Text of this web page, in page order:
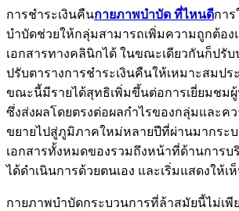
การชำระเงินคืนกายภาพบำบัด ที่ไหนดีกา
บำบัดช่วยให้กลุ่มสามารถเพิ่มความถูกต้อ
เอกสารทางคลินิกได้ ในขณะเดียวกันก็ปรับ
ปรับตารางการชำระเงินคืนให้เหมาะสมป
ขณะนี้มีรายได้สุทธิเพิ่มขึ้นต่อการเยี่ยมชม
ซึ่งส่งผลโดยตรงต่อผลกำไรของกลุ่มและค
ขยายไปสู่ภูมิภาคใหม่หลายปีที่ผ่านมากระ
เอกสารทั้งหมดของรวมถึงหน้าที่ด้านการบ
ได้ดำเนินการด้วยตนเอง และเริ่มแสดงให้
กายภาพบำบัดกระบวนการที่ล้าสมัยนี้ไม่เพี